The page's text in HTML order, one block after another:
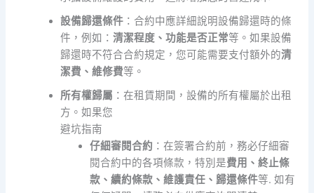
設備歸還條件 ：合約中應詳細說明設備歸還時的條
件，例如：清潔程度、功能是否正常等。如果設備
歸還時不符合合約規定，您可能需要支付額外的清
潔費、維修費等。
所有權歸屬 ：在租賃期間，設備的所有權屬於出租
方。如果您
避坑指南
仔細審閱合約 ：在簽署合約前，務必仔細審
閱合約中的各項條款，特別是費用、終止條
款、續約條款、維護責任、歸還條件等. 如有